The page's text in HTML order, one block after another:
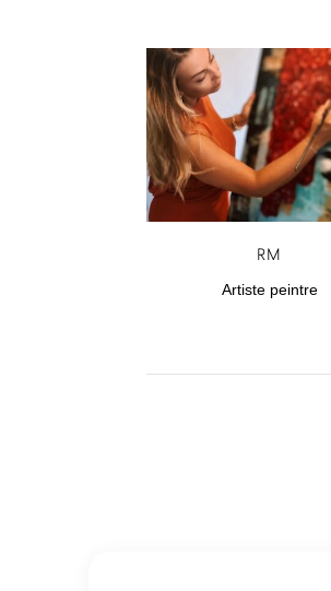
RM
Artiste peintre